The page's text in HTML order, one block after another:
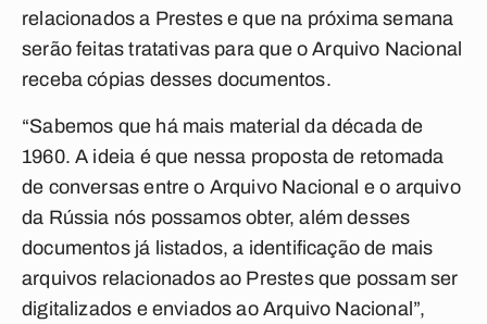
relacionados a Prestes e que na próxima semana
serão feitas tratativas para que o Arquivo Nacional
receba cópias desses documentos.
“Sabemos que há mais material da década de
1960. A ideia é que nessa proposta de retomada
de conversas entre o Arquivo Nacional e o arquivo
da Rússia nós possamos obter, além desses
documentos já listados, a identificação de mais
arquivos relacionados ao Prestes que possam ser
digitalizados e enviados ao Arquivo Nacional”,